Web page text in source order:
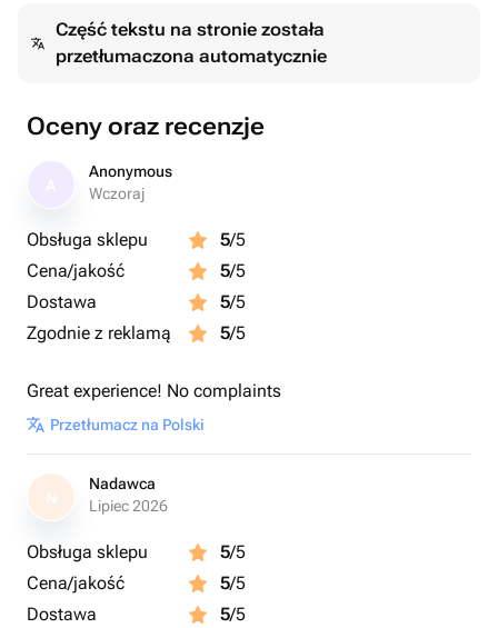
Część tekstu na stronie została
przetłumaczona automatycznie
Oceny oraz recenzje
Anonymous
Wczoraj
Obsługa sklepu 5/5
Cena/jakość
5/5
Dostawa
5/5
Zgodnie z reklamą
5/5
Great experience! No complaints
Przetłumacz na Polski
N
Nadawca
Lipiec 2026
Obsługa sklepu 5/5
Cena/jakość
5/5
Dostawa
5/5